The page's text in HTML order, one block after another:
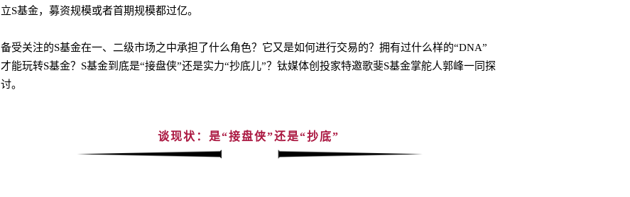
立S基金，募资规模或者首期规模都过亿。
备受关注的S基金在一、二级市场之中承担了什么角色？它又是如何进行交易的？拥有过什么样的“DNA”
才能玩转S基金？S基金到底是“接盘侠”还是实力“抄底儿”？钛媒体创投家特邀歌斐S基金掌舵人郭峰一同探
讨。
谈现状：是“接盘侠”还是“抄底”